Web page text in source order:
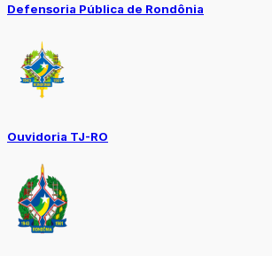
Defensoria Pública de Rondônia
Ouvidoria TJ-RO